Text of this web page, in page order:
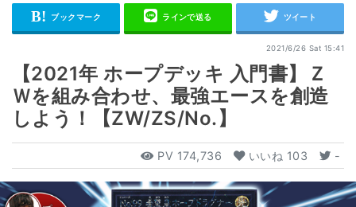
2021/6/26 Sat 15:41
【2021年 ホープデッキ 入門書】Ｚ
Ｗを組み合わせ、最強エースを創造
しよう！【ZW/ZS/No.】
PV 174,736 いいね 103 -